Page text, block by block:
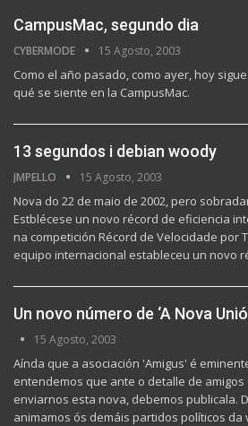
CampusMac, segundo dia
CYBERMODE 15 Agosto, 2003
Como el año pasado, como ayer, hoy
qué se siente en la CampusMac.
13 segundos i debian woody
JMPELLO 15 Agosto, 2003
Nova do 22 de maio de 2002, pero
Estblécese un novo récord de eficiencia
na competición Récord de Velocidade por
equipo internacional estableceu un novo
Un novo número de ‘A Nova
15 Agosto, 2003
Aínda que a asociación 'Amigus' é
entendemos que ante o detalle de
enviarnos esta nova, debemos publicala.
animamos ós demáis partidos políticos